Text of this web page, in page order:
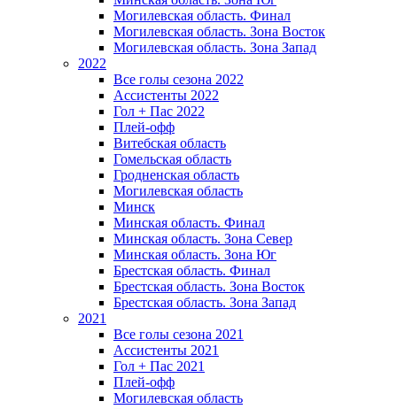
Могилевская область. Финал
Могилевская область. Зона Восток
Могилевская область. Зона Запад
2022
Все голы сезона 2022
Ассистенты 2022
Гол + Пас 2022
Плей-офф
Витебская область
Гомельская область
Гродненская область
Могилевская область
Минск
Mинская область. Финал
Минская область. Зона Север
Минская область. Зона Юг
Брестская область. Финал
Брестская область. Зона Восток
Брестская область. Зона Запад
2021
Все голы сезона 2021
Ассистенты 2021
Гол + Пас 2021
Плей-офф
Могилевская область